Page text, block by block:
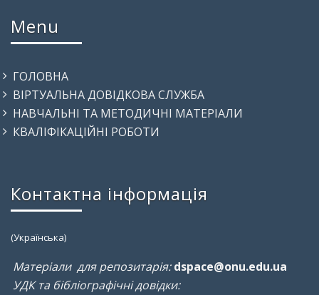
Menu
ГОЛОВНА
ВІРТУАЛЬНА ДОВІДКОВА СЛУЖБА
НАВЧАЛЬНІ ТА МЕТОДИЧНІ МАТЕРІАЛИ
КВАЛІФІКАЦІЙНІ РОБОТИ
Контактна інформація
(Українська)
Матеріали для репозитарія: dspace@onu.edu.ua
УДК та бібліографічні довідки: